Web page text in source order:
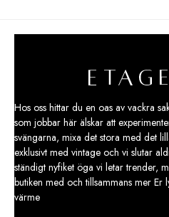
Hos oss hittar du en oas av vackra
som jobbar här älskar att
svängarna, mixa det stora med det
exklusivt med vintage och vi slutar
ständigt nyfiket öga vi letar trender,
butiken med och tillsammans mer Er
värme